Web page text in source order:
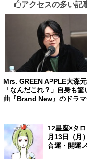
アクセスの多い記
Mrs. GREEN APPLE大森
「なんだこれ？」自身も驚
曲『Brand New』のドラマ
12星座×タ
月13日（月
合運・開運